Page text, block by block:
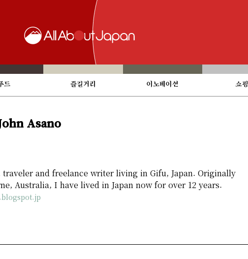
드 즐길거리 이노베이션 쇼핑
Asano
and freelance writer living in Gifu, Japan. Originally
Australia, I have lived in Japan now for over 12 years.